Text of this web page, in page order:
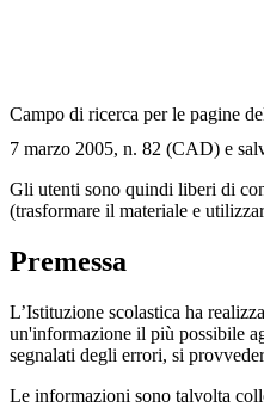
Campo di ricerca per le pagine
7 marzo 2005, n. 82 (CAD) e
Gli utenti sono quindi liberi di
(trasformare il materiale e
Premessa
L’Istituzione scolastica ha
un'informazione il più possibile
segnalati degli errori, si
Le informazioni sono talvolta